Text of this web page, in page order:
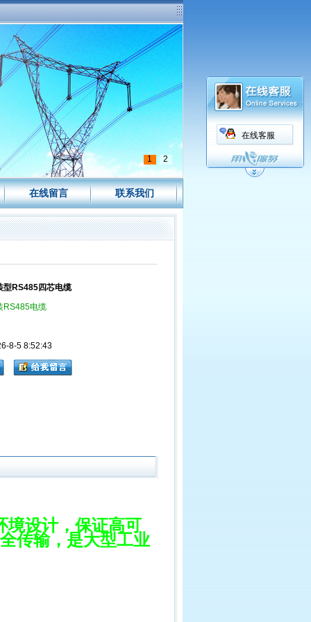
在线客服
1 2
在线留言 联系我们
型RS485四芯电缆
RS485电缆
8-5 8:52:43
境设计，保证高可
传输，是大型工业